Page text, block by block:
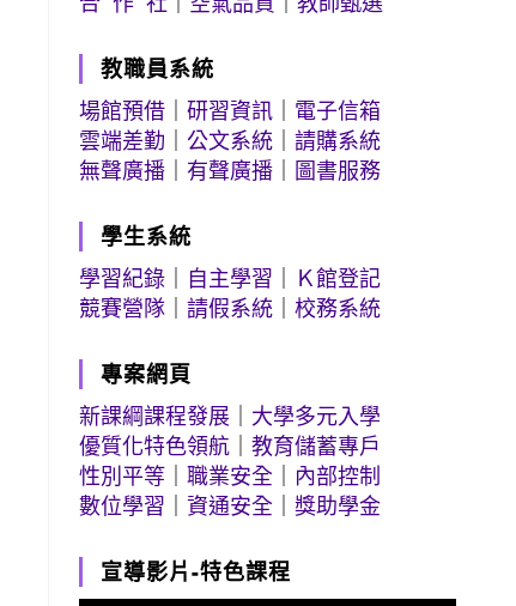
教職員系統
場館預借 ｜研習資訊
電子信箱
雲端差勤 ｜公文系統 ｜請購系統
無聲廣播
有聲廣播 圖書服務
學生系統
學習紀錄
自主學習
Ｋ館登記
競賽營隊 ｜請假系統 ｜校務系統
專案網頁
新課綱課程發展
大學多元入學
優質化特色領航 ｜教育儲蓄專戶
性別平等 ｜職業安全
內部控制
數位學習 ｜資通安全 ｜獎助學金
宣導影片-特色課程